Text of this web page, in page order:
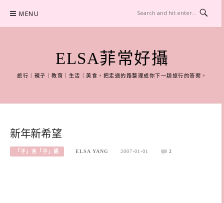
content
MENU
ELSA菲常好攝
旅行｜親子｜教育｜生活｜美食，把走過的路整理成你下一趟旅行的答案。
新年新希望
「子」言「子」語 ELSA YANG 2007-01-01 2